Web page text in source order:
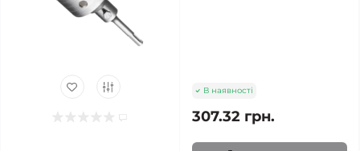
В наявності
307.32 грн.